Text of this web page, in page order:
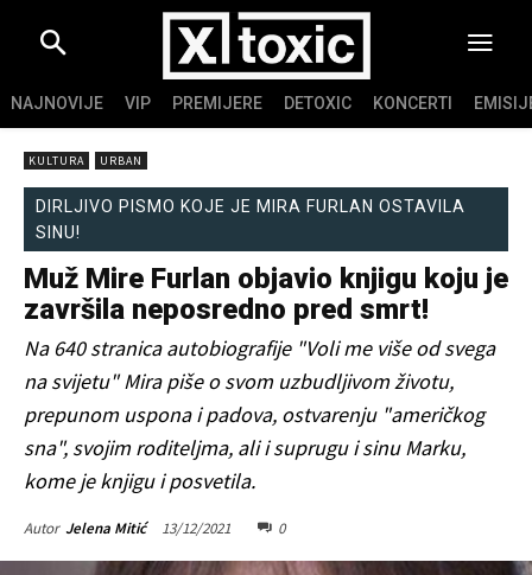
NAJNOVIJE VIP PREMIJERE DETOXIC KONCERTI
KULTURA URBAN
DIRLJIVO PISMO KOJE JE MIRA FURLAN OSTAVILA
SINU!
Muž Mire Furlan objavio knjigu koju je
završila neposredno pred smrt!
Na 640 stranica autobiografije "Voli me više od svega
na svijetu" Mira piše o svom uzbudljivom životu,
prepunom uspona i padova, ostvarenju "američkog
sna", svojim roditeljma, ali i suprugu i sinu Marku,
kome je knjigu i posvetila.
Autor Jelena Mitić 13/12/2021 0